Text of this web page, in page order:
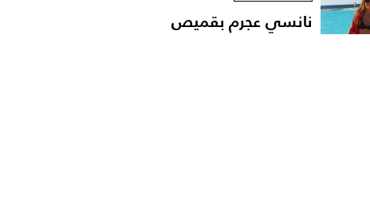
نانسي عجرم بقميص
مفتوح في لقطات عفوية